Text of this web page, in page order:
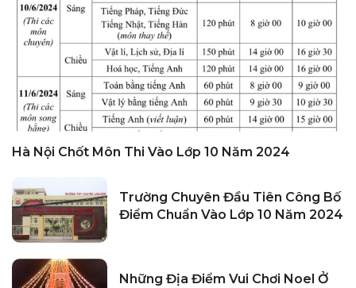
Hà Nội Chốt Môn Thi Vào Lớp 10 Năm 2024
Trường Chuyên Đầu Tiên Công Bố
Điểm Chuẩn Vào Lớp 10 Năm 2024
Những Địa Điểm Vui Chơi Noel Ở